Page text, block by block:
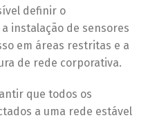
definir o
instalação de sensores
em áreas restritas e a
de rede corporativa.
que todos os
a uma rede estável